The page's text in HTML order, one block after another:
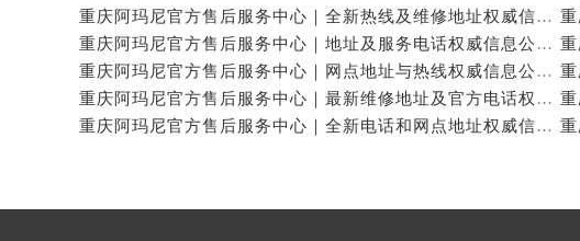
重庆阿玛尼官方售后服务中心｜全新热线及维修地址权威信息公示（2026年7月最新）
重庆阿玛尼官方售后服务中心｜地址及服务电话权威信息公示（2026年7月最新）
重庆阿玛尼官方售后服务中心｜网点地址与热线权威信息公示（2026年7月最新）
重庆阿玛尼官方售后服务中心｜最新维修地址及官方电话权威信息公示（2026年7月最新）
重庆阿玛尼官方售后服务中心｜全新电话和网点地址权威信息公示（2026年7月最新）